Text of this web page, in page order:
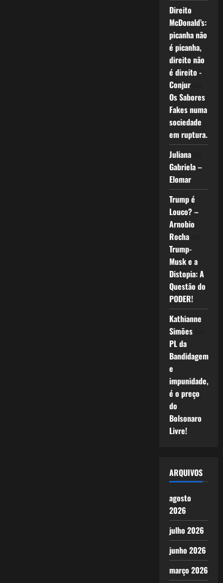
Direito
McDonald’s:
picanha não
é picanha,
direito não
é direito -
Conjurem
Os Sabores
Fakes numa
sociedade
em ruptura.
Julianaem
Gabriela –
Elomar
Trump é
Louco? –
Arnobio
Rochaem
Trump-
Musk e a
Distopia: A
Questão do
PODER!
Kathianne
Simõesem
PL da
Bandidagem
e
impunidade,
é o preço
do
Bolsonaro
Livre!
ARQUIVOS
agosto
2026
julho 2026
junho 2026
março 2026